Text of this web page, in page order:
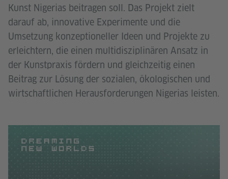
Kunst Nigerias beitragen soll. Das Projekt zielt
darauf ab, innovative Experimente und die
Umsetzung konzeptioneller Ideen und Projekte zu
erleichtern, die einen multidisziplinären Ansatz in
der Kunstpraxis fördern und gleichzeitig einen
Beitrag zur Lösung der sozialen, ökologischen und
wirtschaftlichen Herausforderungen Nigerias leisten.